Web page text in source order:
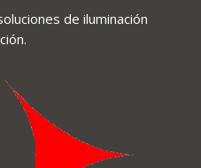
de iluminación